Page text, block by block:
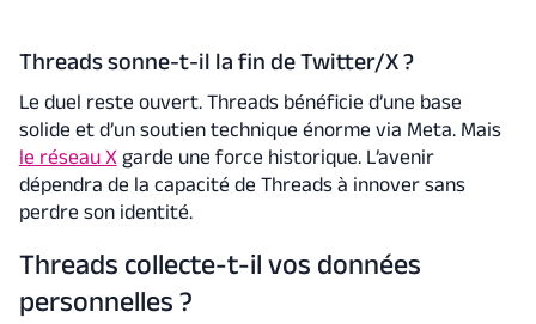
Threads sonne-t-il la fin de Twitter/X ?
Le duel reste ouvert. Threads bénéficie d’une base
solide et d’un soutien technique énorme via Meta. Mais
le réseau Xgarde une force historique. L’avenir
dépendra de la capacité de Threads à innover sans
perdre son identité.
Threads collecte-t-il vos données
personnelles ?